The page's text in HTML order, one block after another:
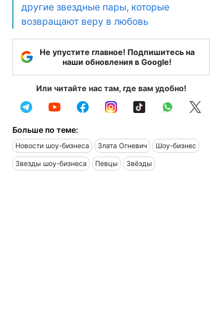
другие звездные пары, которые
возвращают веру в любовь
Не упустите главное! Подпишитесь на
наши обновления в Google!
Или читайте нас там, где вам удобно!
Больше по теме:
Новости шоу-бизнеса Злата Огневич Шоу-бизнес
Звезды шоу-бизнеса Певцы Звёзды